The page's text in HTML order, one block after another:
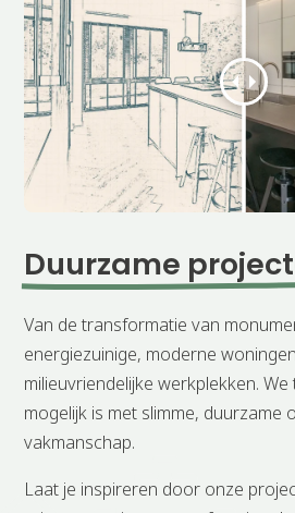
Duurzame
Van de transformatie van
energiezuinige, moderne
milieuvriendelijke werkplekken.
mogelijk is met slimme, duurzame
vakmanschap.
Laat je inspireren door onze